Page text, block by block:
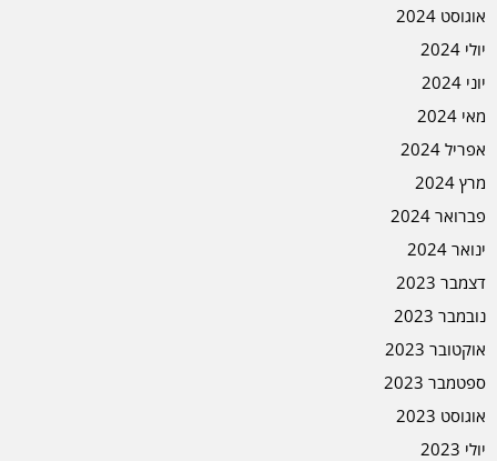
אוגוסט 2024
יולי 2024
יוני 2024
מאי 2024
אפריל 2024
מרץ 2024
פברואר 2024
ינואר 2024
דצמבר 2023
נובמבר 2023
אוקטובר 2023
ספטמבר 2023
אוגוסט 2023
יולי 2023